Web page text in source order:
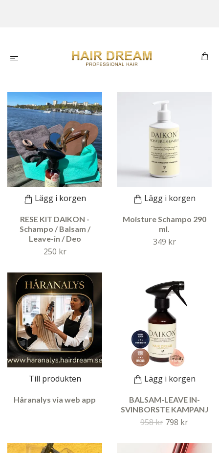
Lägg i korgen
RESE KIT DAIKON -
Schampo / Balsam /
Leave-in / Deo
250 kr
Lägg i korgen
Moisture Schampo 290
ml.
349 kr
Till produkten
Håranalys via web app
Lägg i korgen
BALSAM-LEAVE IN-
SVINBORSTE KAMPANJ
958 kr 798 kr